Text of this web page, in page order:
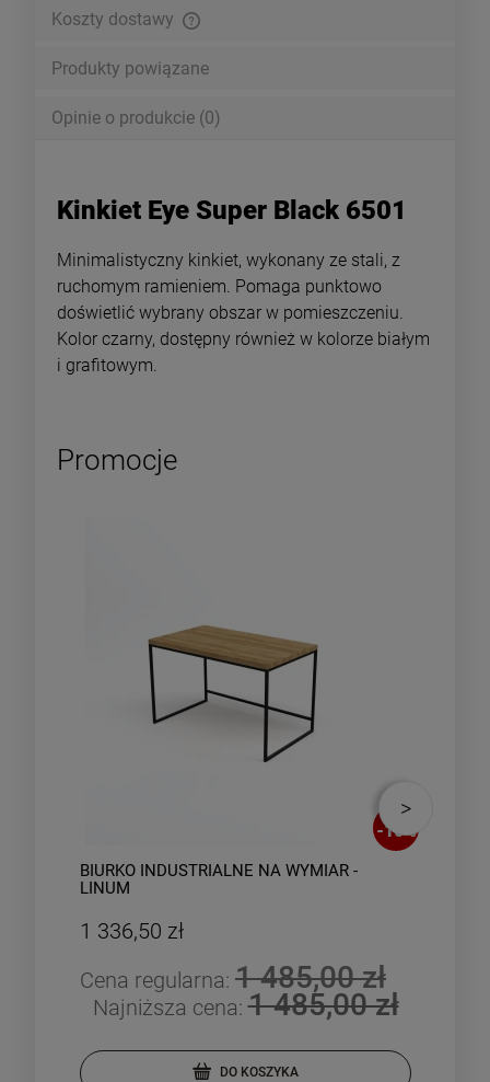
Koszty dostawy
Produkty powiązane
Opinie o produkcie (0)
Kinkiet Eye Super Black 6501
Minimalistyczny kinkiet, wykonany ze stali, z
ruchomym ramieniem. Pomaga punktowo
doświetlić wybrany obszar w pomieszczeniu.
Kolor czarny, dostępny również w kolorze białym
i grafitowym.
Promocje
-10%
BIURKO INDUSTRIALNE NA WYMIAR -
LINUM
1 336,50 zł
Cena regularna: 1 485,00 zł
Najniższa cena:1 485,00 zł
DO KOSZYKA